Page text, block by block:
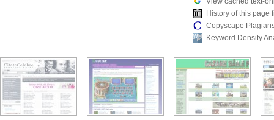
History of this page
Copyscape
Keyword Density